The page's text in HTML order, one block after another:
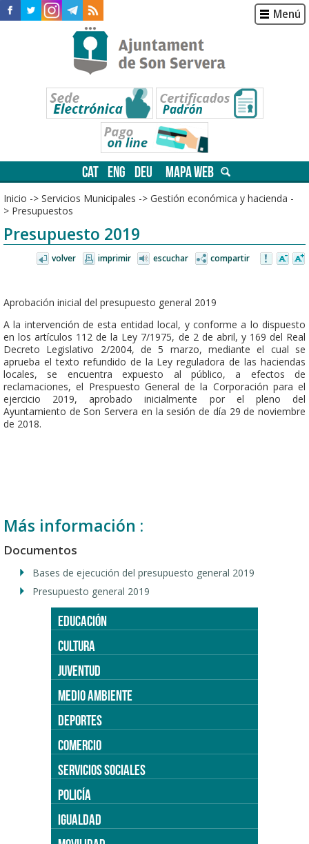
Menú
CAT ENG DEU MAPA WEB
Inicio -> Servicios Municipales -> Gestión económica y hacienda -
> Presupuestos
Presupuesto 2019
volver imprimir escuchar compartir
Aprobación inicial del presupuesto general 2019
A la intervención de esta entidad local, y conforme a lo dispuesto
en los artículos 112 de la Ley 7/1975, de 2 de abril, y 169 del Real
Decreto Legislativo 2/2004, de 5 marzo, mediante el cual se
aprueba el texto refundido de la Ley reguladora de las haciendas
locales, se encuentra expuesto al público, a efectos de
reclamaciones, el Prespuesto General de la Corporación para el
ejercicio 2019, aprobado inicialmente por el pleno del
Ayuntamiento de Son Servera en la sesión de día 29 de noviembre
de 2018.
Más información :
Documentos
Bases de ejecución del presupuesto general 2019
Presupuesto general 2019
EDUCACIÓN
CULTURA
JUVENTUD
MEDIO AMBIENTE
DEPORTES
COMERCIO
SERVICIOS SOCIALES
POLICÍA
IGUALDAD